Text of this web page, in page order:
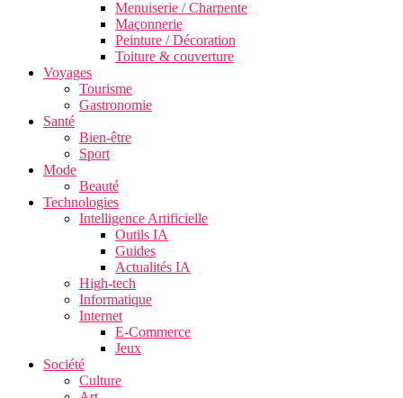
Menuiserie / Charpente
Maçonnerie
Peinture / Décoration
Toiture & couverture
Voyages
Tourisme
Gastronomie
Santé
Bien-être
Sport
Mode
Beauté
Technologies
Intelligence Artificielle
Outils IA
Guides
Actualités IA
High-tech
Informatique
Internet
E-Commerce
Jeux
Société
Culture